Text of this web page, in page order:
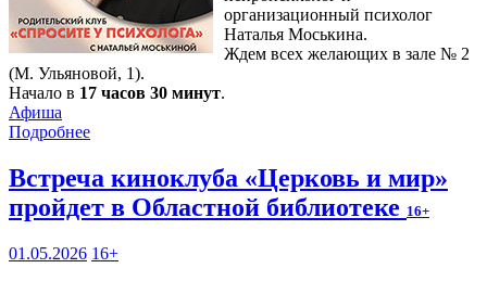
организационный психолог
Наталья Моськина.
Ждем всех желающих в зале № 2
(М. Ульяновой, 1).
Начало в 17 часов 30 минут.
Афиша
Подробнее
Встреча киноклуба «Церковь и мир»
пройдет в Областной библиотеке 16+
01.05.2026 16+